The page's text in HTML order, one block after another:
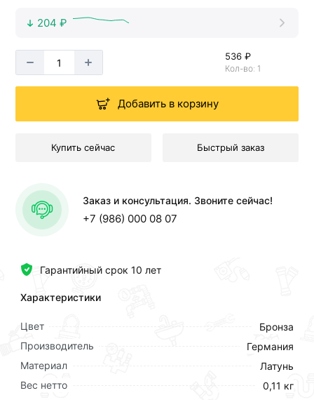
Гарантийный срок 10 лет
Характеристики
Цвет
Бронза
Производитель
Германия
Материал
Латунь
Вес нетто
0,11 кг
204 ₽
536 ₽
Кол-во: 1
Добавить в корзину
Купить сейчас Быстрый заказ
Заказ и консультация. Звоните сейчас!
+7 (986) 000 08 07